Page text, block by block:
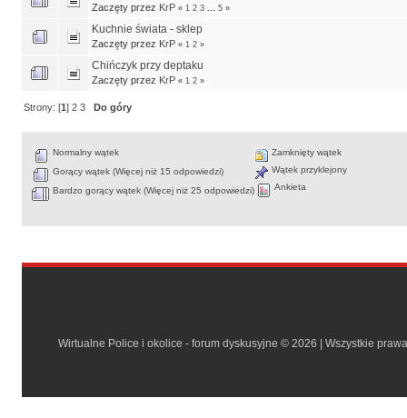
Zaczęty przez KrP « 1 2 3 5 »
Kuchnie świata - sklep
Zaczęty przez KrP « 1 2 »
Chińczyk przy deptaku
Zaczęty przez KrP « 1 2 »
Strony: [1]2 3 Do góry
Normalny wątek
Gorący wątek (Więcej niż 15 odpowiedzi)
Bardzo gorący wątek (Więcej niż 25 odpowiedzi)
Zamknięty wątek
Wątek przyklejony
Ankieta
Wirtualne Police i okolice - forum dyskusyjne © 2026 | Wszystkie